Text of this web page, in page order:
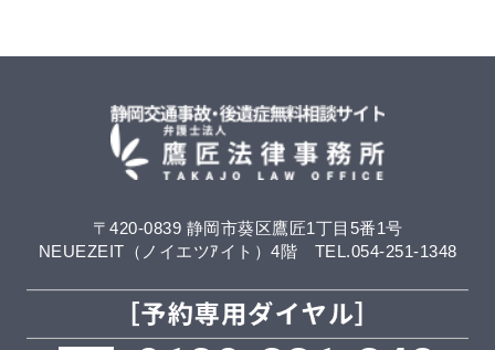
〒420-0839 静岡市葵区鷹匠1丁目5番1号
NEUEZEIT（ノイエツｱイト）4階 TEL.054-251-1348